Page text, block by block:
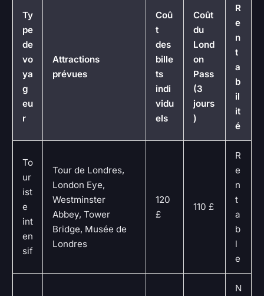
Ty
pe
de
vo
ya
g
eu
r
Attractions
prévues
Coû
t
des
bille
ts
indi
vidu
els
Coût
du
Lond
on
Pass
(3
jours
)
R
e
n
t
a
b
il
it
é
To
ur
ist
e
int
en
sif
Tour de Londres,
London Eye,
Westminster
Abbey, Tower
Bridge, Musée de
Londres
120
£
110 £
R
e
n
t
a
b
l
e
N